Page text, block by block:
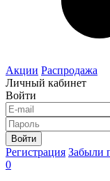
Акции Распродажа
Личный кабинет
Войти
Войти
Регистрация Забыли
0